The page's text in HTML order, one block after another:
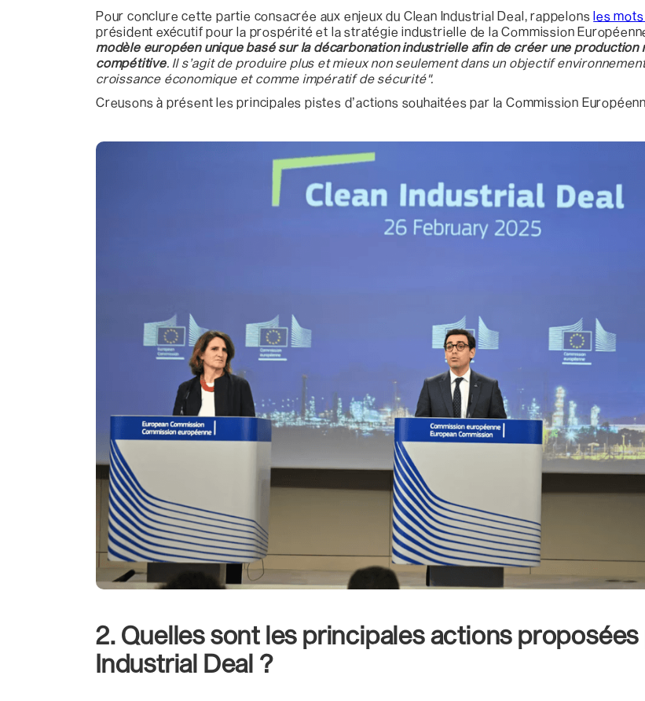
Pour conclure cette partie consacrée aux enjeux du Clean Industrial Deal, rappelonsles
président exécutif pour la prospérité et la stratégie industrielle de la Commission
modèle européen unique basé sur la décarbonation industrielle afin de créer une production
compétitive. Il s’agit de produire plus et mieux non seulement dans un objectif
croissance économique et comme impératif de sécurité".
Creusons à présent les principales pistes d’actions souhaitées par la Commission
2. Quelles sont les principales actions proposées
Industrial Deal ?